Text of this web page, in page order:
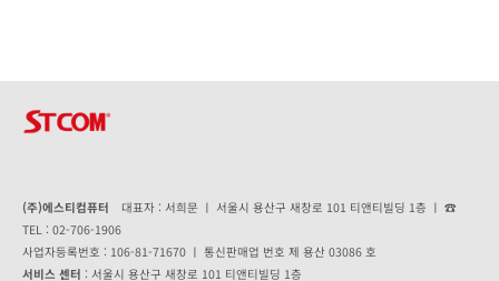
(주)에스티컴퓨터 대표자 : 서희문 ㅣ 서울시 용산구 새창로 101 티앤티빌딩 1층 ㅣ ☎
TEL : 02-706-1906
사업자등록번호 : 106-81-71670 ㅣ 통신판매업 번호 제 용산 03086 호
서비스 센터 : 서울시 용산구 새창로 101 티앤티빌딩 1층